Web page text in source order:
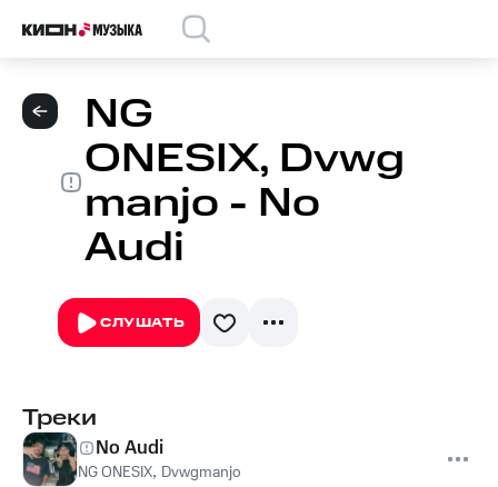
NG
ONESIX, Dvwg
manjo - No
Audi
СЛУШАТЬ
Треки
No Audi
NG ONESIX, Dvwgmanjo